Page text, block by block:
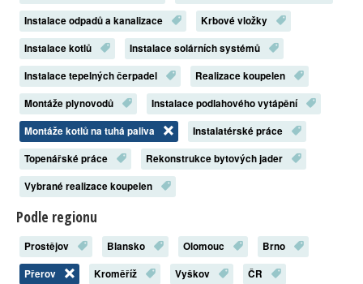
Instalace odpadů a kanalizace
Krbové vložky
Instalace kotlů
Instalace solárních systémů
Instalace tepelných čerpadel
Realizace koupelen
Montáže plynovodů
Instalace podlahového vytápění
Montáže kotlů na tuhá paliva
Instalatérské práce
Topenářské práce
Rekonstrukce bytových jader
Vybrané realizace koupelen
Podle regionu
Prostějov Blansko Olomouc
Brno
Přerov
Kroměříž Vyškov ČR